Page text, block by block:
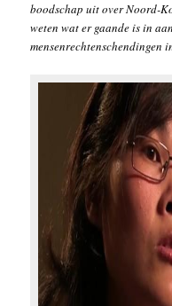
boodschap uit over Noord-
weten wat er gaande is in
mensenrechtenschendingen